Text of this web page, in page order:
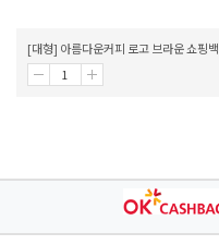
[대형] 아름다운커피 로고 브라운 쇼핑백